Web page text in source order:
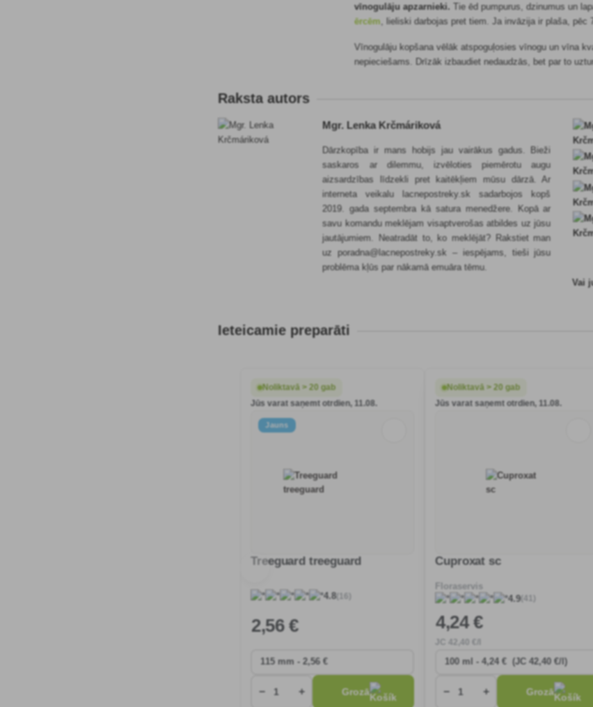
vīnogulāju apzarnieki. Tie ēd pumpurus, dzinumus un
ērcēm , lieliski darbojas pret tiem. Ja invāzija ir plaša, pēc
Vīnogulāju kopšana vēlāk atspoguļosies vīnogu un vīna
nepieciešams. Drīzāk izbaudiet nedaudzās, bet par to
Raksta autors
Mgr. Lenka Krčmáriková
Dārzkopība ir mans hobijs jau vairākus gadus. Bieži
saskaros ar dilemmu, izvēloties piemērotu augu
aizsardzības līdzekli pret kaitēkļiem mūsu dārzā. Ar
interneta veikalu lacnepostreky.sk sadarbojos kopš
2019. gada septembra kā satura menedžere. Kopā ar
savu komandu meklējam visaptverošas atbildes uz jūsu
jautājumiem. Neatradāt to, ko meklējāt? Rakstiet man
uz poradna@lacnepostreky.sk – iespējams, tieši jūsu
problēma kļūs par nākamā emuāra tēmu.
Vai
Ieteicamie preparāti
Noliktavā > 20 gab
Jūs varat saņemt otrdien, 11.08.
Jauns
Treeguard treeguard
4.8(16)
2,56 €
− + Grozā
Noliktavā > 20 gab
Jūs varat saņemt otrdien, 11.08.
Cuproxat sc
Floraservis
4.9(41)
4,24 €
42
− + Grozā